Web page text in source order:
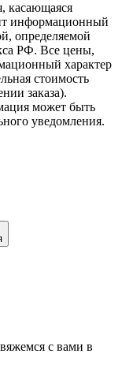
касающаяся
информационный
определяемой
РФ. Все цены,
характер
стоимость
заказа).
может быть
уведомления.
с вами в